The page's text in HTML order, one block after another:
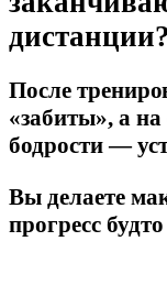
дистанции?
После
«забиты», а
бодрости —
Вы делаете
прогресс